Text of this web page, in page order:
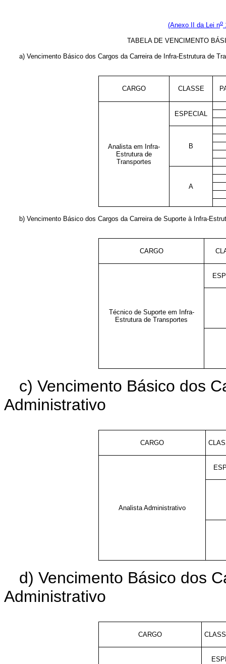
(Anexo II da Lei no
TABELA DE VENCIMENTO
a) Vencimento Básico dos Cargos da Carreira de Infra-Estrutura de
CARGO CLASSE
Analista em Infra-
Estrutura de
Transportes
ESPECIAL
B
A
b) Vencimento Básico dos Cargos da Carreira de Suporte à Infra-
CARGO
Técnico de Suporte em Infra-
Estrutura de Transportes
c) Vencimento Básico dos
Administrativo
CARGO
Analista Administrativo
d) Vencimento Básico dos
Administrativo
CARGO